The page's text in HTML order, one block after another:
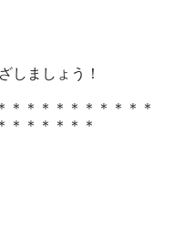
しましょう！
＊＊＊＊＊＊＊＊＊＊
＊＊＊＊＊＊